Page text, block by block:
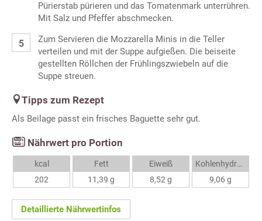
Pürierstab pürieren und das Tomatenmark unterrühren.
Mit Salz und Pfeffer abschmecken.
Zum Servieren die Mozzarella Minis in die Teller
verteilen und mit der Suppe aufgießen. Die beiseite
gestellten Röllchen der Frühlingszwiebeln auf die
Suppe streuen.
Tipps zum Rezept
Als Beilage passt ein frisches Baguette sehr gut.
Nährwert pro Portion
kcal
202
Fett
11,39 g
Eiweiß
8,52 g
Kohlenhydrate
9,06 g
Detaillierte Nährwertinfos